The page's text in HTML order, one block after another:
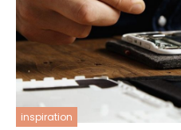
inspiration